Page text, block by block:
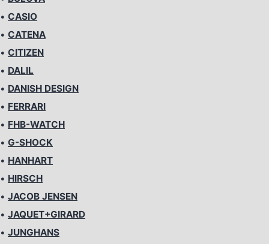
• CASIO
• CATENA
• CITIZEN
• DALIL
• DANISH DESIGN
• FERRARI
• FHB-WATCH
• G-SHOCK
• HANHART
• HIRSCH
• JACOB JENSEN
• JAQUET+GIRARD
• JUNGHANS